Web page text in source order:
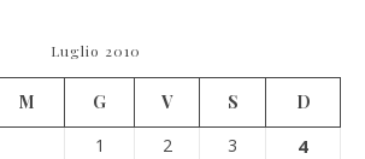
Luglio 2010
M G V S
D
1
2 3 4